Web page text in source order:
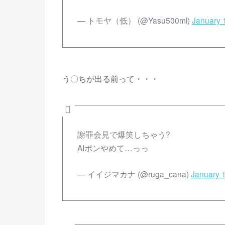
— トモヤ（低） (@Yasu500ml)January
う〇ちが出る前って・・・
謝罪会見で爆笑しちゃう?
AIポンやめて…っっ
— イイジマカナ (@ruga_cana)January